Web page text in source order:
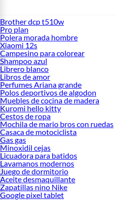
Brother dcp t510w
Pro plan
Polera morada hombre
Xiaomi 12s
Campesino para colorear
Shampoo azul
Librero blanco
Libros de amor
Perfumes Ariana grande
Polos deportivos de algodon
Muebles de cocina de madera
Kuromi hello kitty
Cestos de ropa
Mochila de mario bros con ruedas
Casaca de motociclista
Gas gas
Minoxidil cejas
Licuadora para batidos
Lavamanos modernos
Juego de dormitorio
Aceite desmaquillante
Zapatillas nino Nike
Google pixel tablet